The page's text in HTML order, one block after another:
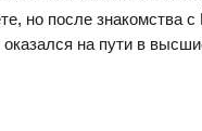
но после знакомства
оказался на пути в